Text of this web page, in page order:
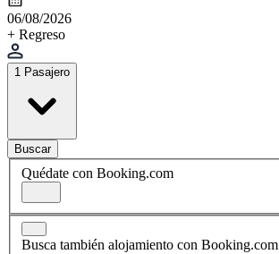
06/08/2026
+ Regreso
1 Pasajero
Buscar
Quédate con Booking.com
Busca también alojamiento con Booking.com